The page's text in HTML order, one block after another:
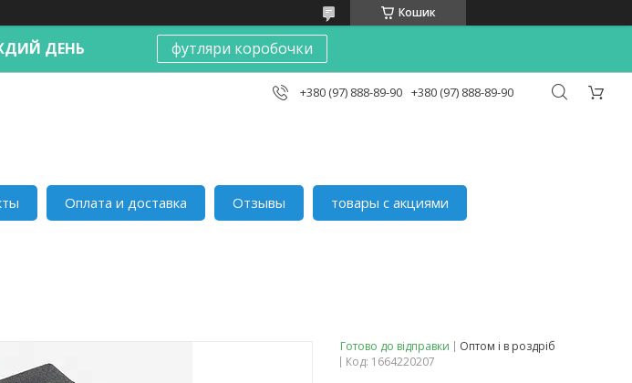
Кошик
КАЖДИЙ ДЕНЬ футляри коробочки
+380 (97) 888-89-90 +380 (97) 888-89-90
Оплата и доставка Отзывы товары с акциями
Готово до відправки
Оптом і в роздріб
Код: 1664220207